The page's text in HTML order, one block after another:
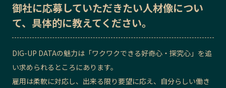
御社に応募していただきたい人材像につい
て、具体的に教えてください。
DIG-UP DATAの魅力は「ワクワクできる好奇心・探究心」を追
い求められるところにあります。
雇用は柔軟に対応し、出来る限り要望に応え、自分らしい働き